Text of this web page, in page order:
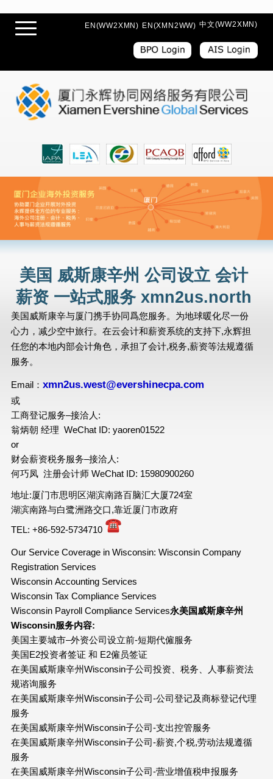
EN(WW2XMN) EN(XMN2WW) 中文(WW2XMN)
美国 威斯康辛州 公司设立 会计
薪资 一站式服务 xmn2us.north
美国威斯康辛与厦门携手协同爲您服务。为地球暖化尽一份
心力，减少空中旅行。在云会计和薪资系统的支持下,永辉担
任您的本地内部会计角色，承担了会计,税务,薪资等法规遵循
服务。
Email： xmn2us.west@evershinecpa.com
或
工商登记服务–接洽人:
翁炳朝 经理 WeChat ID: yaoren01522
or
财会薪资税务服务–接洽人:
何巧凤 注册会计师 WeChat ID: 15980900260
地址:厦门市思明区湖滨南路百脑汇大厦724室
湖滨南路与白鹭洲路交口,靠近厦门市政府
TEL: +86-592-5734710
Our Service Coverage in Wisconsin: Wisconsin Company
Registration Services
Wisconsin Accounting Services
Wisconsin Tax Compliance Services
Wisconsin Payroll Compliance Services永美国威斯康辛州
Wisconsin服务内容:
美国主要城市–外资公司设立前-短期代僱服务
美国E2投资者签证 和 E2僱员签证
在美国威斯康辛州Wisconsin子公司投资、税务、人事薪资法
规谘询服务
在美国威斯康辛州Wisconsin子公司-公司登记及商标登记代理
服务
在美国威斯康辛州Wisconsin子公司-支出控管服务
在美国威斯康辛州Wisconsin子公司-薪资,个税,劳动法规遵循
服务
在美国威斯康辛州Wisconsin子公司-营业增值税申报服务